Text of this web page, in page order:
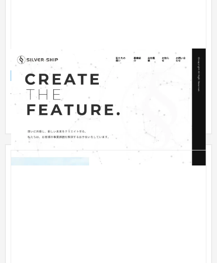
SilverShip株式会社 コーポレートサイト
企業サイト IT・Webサービス
健康食品・サプリメント・雑貨の製造販売を行っている
SilverShip株式会社のコーポレートサイトの新規制作、ディレク
ション〜開発...